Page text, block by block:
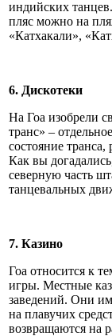
индийских
пляс можно на
«Катхакали»,
6. Дискотеки
На Гоа изобрели
транс» –
состояние
Как вы
северную часть
танцевальных
7. Казино
Гоа относится к
игры. Местные
заведений. Они
на плавучих
возвращаются на